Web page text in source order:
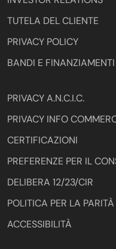
TUTELA DEL CLIENTE
PRIVACY POLICY
BANDI E FINANZIAMENTI
PRIVACY A.N.C.I.C.
PRIVACY INFO
CERTIFICAZIONI
PREFERENZE PER IL
DELIBERA 12/23/CIR
POLITICA PER LA
ACCESSIBILITÀ